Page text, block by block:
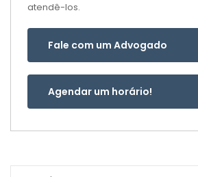
atendê-los.
Fale com um Advogado
Agendar um horário!
Pesquisar